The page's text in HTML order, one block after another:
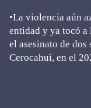
•La violencia aún
entidad y ya tocó a
el asesinato de dos
Cerocahui, en el